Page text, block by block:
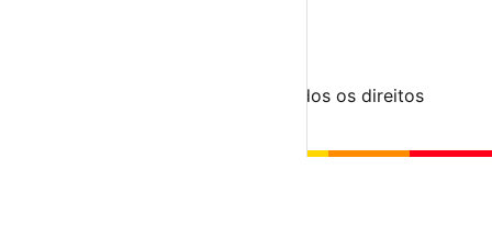
© 2023-2026 aondevamos.pt — Todos os direitos